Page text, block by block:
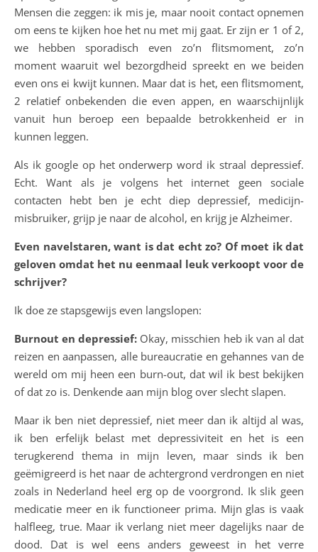
Mensen die zeggen: ik mis je, maar nooit contact opnemen
om eens te kijken hoe het nu met mij gaat. Er zijn er 1 of 2,
we hebben sporadisch even zo’n flitsmoment, zo’n
moment waaruit wel bezorgdheid spreekt en we beiden
even ons ei kwijt kunnen. Maar dat is het, een flitsmoment,
2 relatief onbekenden die even appen, en waarschijnlijk
vanuit hun beroep een bepaalde betrokkenheid er in
kunnen leggen.
Als ik google op het onderwerp word ik straal depressief.
Echt. Want als je volgens het internet geen sociale
contacten hebt ben je echt diep depressief, medicijn-
misbruiker, grijp je naar de alcohol, en krijg je Alzheimer.
Even navelstaren, want is dat echt zo? Of moet ik dat
geloven omdat het nu eenmaal leuk verkoopt voor de
schrijver?
Ik doe ze stapsgewijs even langslopen:
Burnout en depressief: Okay, misschien heb ik van al dat
reizen en aanpassen, alle bureaucratie en gehannes van de
wereld om mij heen een burn-out, dat wil ik best bekijken
of dat zo is. Denkende aan mijn blog over slecht slapen.
Maar ik ben niet depressief, niet meer dan ik altijd al was,
ik ben erfelijk belast met depressiviteit en het is een
terugkerend thema in mijn leven, maar sinds ik ben
geëmigreerd is het naar de achtergrond verdrongen en niet
zoals in Nederland heel erg op de voorgrond. Ik slik geen
medicatie meer en ik functioneer prima. Mijn glas is vaak
halfleeg, true. Maar ik verlang niet meer dagelijks naar de
dood. Dat is wel eens anders geweest in het verre